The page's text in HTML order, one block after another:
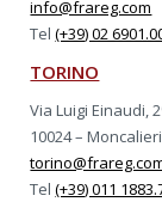
info@frareg.com
Tel(+39) 02
TORINO
Via Luigi Einaudi,
10024 –
Tel(+39) 011